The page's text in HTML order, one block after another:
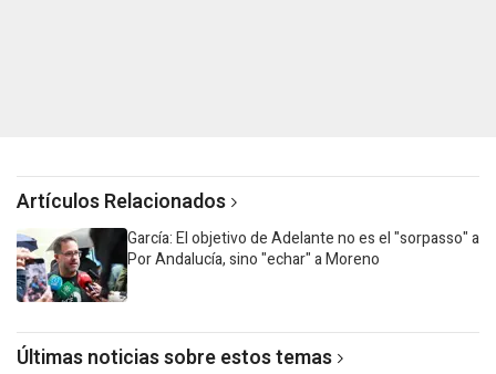
Artículos Relacionados
García: El objetivo de Adelante no es el "sorpasso" a
Por Andalucía, sino "echar" a Moreno
Últimas noticias sobre estos temas